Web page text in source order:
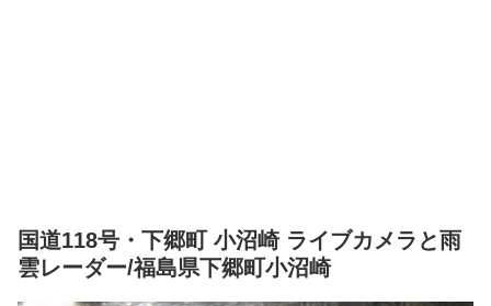
国道118号・下郷町 小沼崎 ライブカメラと雨
雲レーダー/福島県下郷町小沼崎